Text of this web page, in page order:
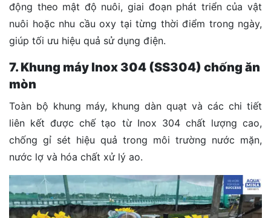
động theo mật độ nuôi, giai đoạn phát triển của vật
nuôi hoặc nhu cầu oxy tại từng thời điểm trong ngày,
giúp tối ưu hiệu quả sử dụng điện.
7. Khung máy Inox 304 (SS304) chống ăn
mòn
Toàn bộ khung máy, khung dàn quạt và các chi tiết
liên kết được chế tạo từ Inox 304 chất lượng cao,
chống gỉ sét hiệu quả trong môi trường nước mặn,
nước lợ và hóa chất xử lý ao.